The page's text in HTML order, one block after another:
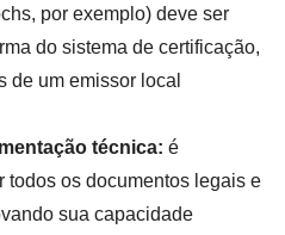
por exemplo) deve ser
do sistema de certificação,
de um emissor local
técnica: é
todos os documentos legais e
sua capacidade